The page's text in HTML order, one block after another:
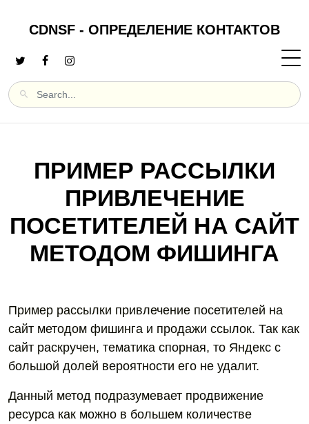
CDNSF - ОПРЕДЕЛЕНИЕ КОНТАКТОВ
ПРИМЕР РАССЫЛКИ
ПРИВЛЕЧЕНИЕ
ПОСЕТИТЕЛЕЙ НА САЙТ
МЕТОДОМ ФИШИНГА
Пример рассылки привлечение посетителей на
сайт методом фишинга и продажи ссылок. Так как
сайт раскручен, тематика спорная, то Яндекс с
большой долей вероятности его не удалит.
Данный метод подразумевает продвижение
ресурса как можно в большем количестве